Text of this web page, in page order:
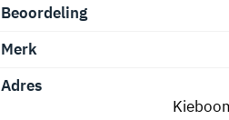
Beoordeling
Merk
Adres